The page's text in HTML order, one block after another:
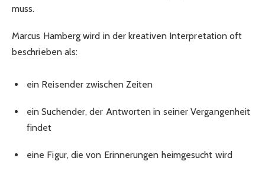
muss.
Marcus Hamberg wird in der kreativen Interpretation oft
beschrieben als:
ein Reisender zwischen Zeiten
ein Suchender, der Antworten in seiner Vergangenheit
findet
eine Figur, die von Erinnerungen heimgesucht wird